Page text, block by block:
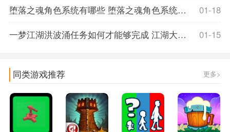
01-18
堕落之魂角色系统有哪些 堕落之魂角色系统玩法攻略
01-15
一梦江湖洪波涌任务如何才能够完成 江湖大事件洪波涌奇遇完成攻略
同类游戏推荐 更多>